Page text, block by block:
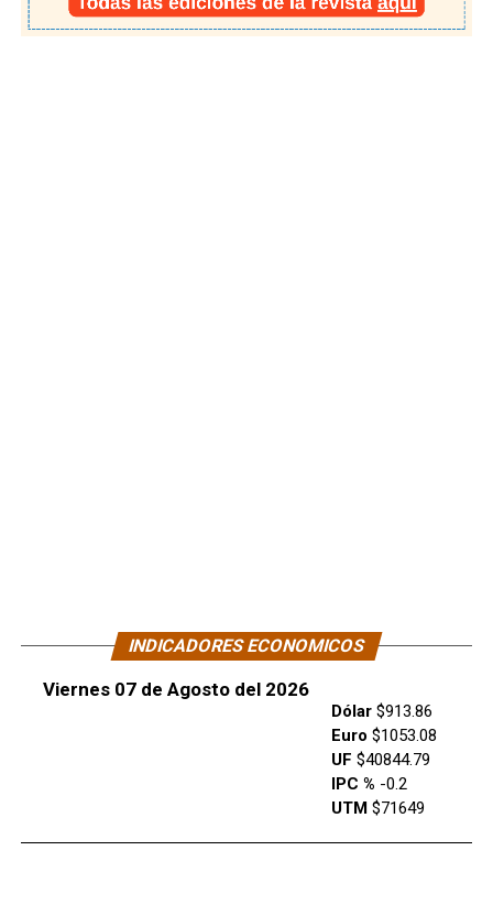
INDICADORES ECONOMICOS
Viernes 07 de Agosto del 2026
Dólar$913.86
Euro $1053.08
UF $40844.79
IPC % -0.2
UTM $71649